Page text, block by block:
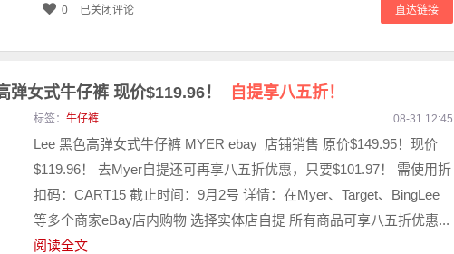
直达链接
0 已关闭评论
弹女式牛仔裤 现价$119.96！ 自提享八五折！
标签： 牛仔裤 08-31 12:45
Lee 黑色高弹女式牛仔裤 MYER ebay 店铺销售 原价$149.95！现价
$119.96！ 去Myer自提还可再享八五折优惠，只要$101.97！ 需使用折
扣码：CART15 截止时间：9月2号 详情：在Myer、Target、BingLee
等多个商家eBay店内购物 选择实体店自提 所有商品可享八五折优惠...
阅读全文